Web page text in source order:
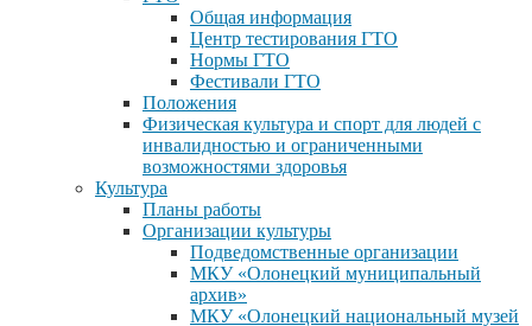
Общая информация
Центр тестирования ГТО
Нормы ГТО
Фестивали ГТО
Положения
Физическая культура и спорт для людей с
инвалидностью и ограниченными
возможностями здоровья
Культура
Планы работы
Организации культуры
Подведомственные организации
МКУ «Олонецкий муниципальный
архив»
МКУ «Олонецкий национальный музей